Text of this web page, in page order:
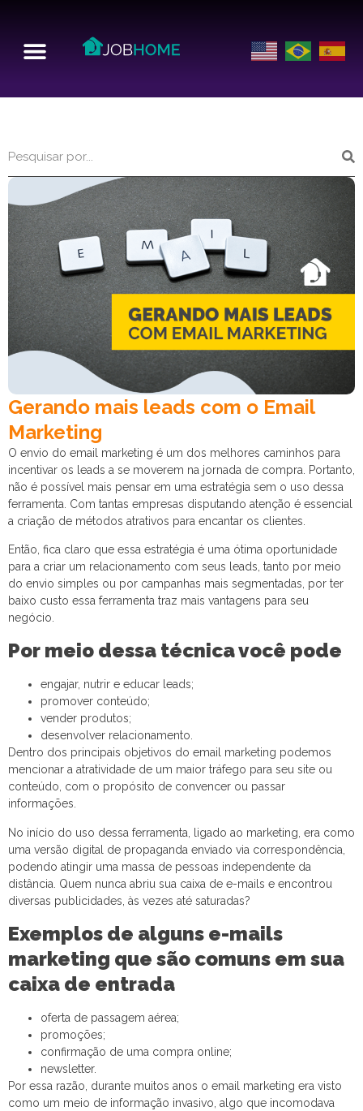
Gerando mais leads com o Email
Marketing
O envio do email marketing é um dos melhores caminhos para
incentivar os leads a se moverem na jornada de compra. Portanto,
não é possível mais pensar em uma estratégia sem o uso dessa
ferramenta. Com tantas empresas disputando atenção é essencial
a criação de métodos atrativos para encantar os clientes.
Então, fica claro que essa estratégia é uma ótima oportunidade
para a criar um relacionamento com seus leads, tanto por meio
do envio simples ou por campanhas mais segmentadas, por ter
baixo custo essa ferramenta traz mais vantagens para seu
negócio.
Por meio dessa técnica você pode
engajar, nutrir e educar leads;
promover conteúdo;
vender produtos;
desenvolver relacionamento.
Dentro dos principais objetivos do email marketing podemos
mencionar a atratividade de um maior tráfego para seu site ou
conteúdo, com o propósito de convencer ou passar
informações.
No início do uso dessa ferramenta, ligado ao marketing, era como
uma versão digital de propaganda enviado via correspondência,
podendo atingir uma massa de pessoas independente da
distância. Quem nunca abriu sua caixa de e-mails e encontrou
diversas publicidades, às vezes até saturadas?
Exemplos de alguns e-mails
marketing que são comuns em sua
caixa de entrada
oferta de passagem aérea;
promoções;
confirmação de uma compra online;
newsletter.
Por essa razão, durante muitos anos o email marketing era visto
como um meio de informação invasivo, algo que incomodava